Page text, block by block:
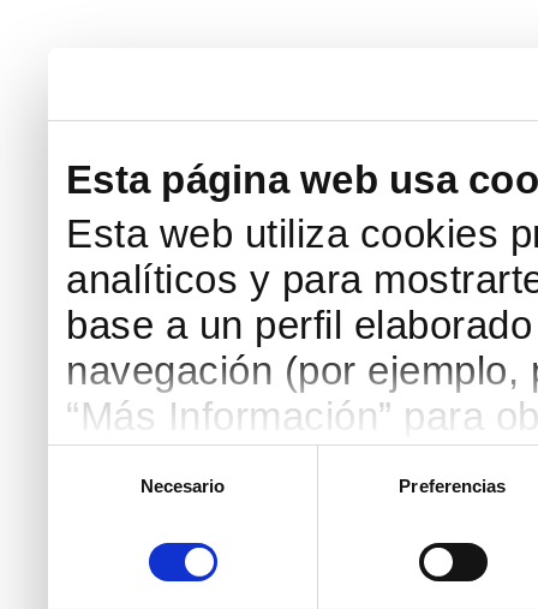
Esta página web usa
Esta web utiliza cookies
analíticos y para
base a un perfil
navegación (por
“Más Información” para
necesarias haciendo
Necesario Preferencias